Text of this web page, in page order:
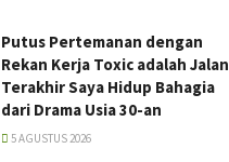
Putus Pertemanan dengan
Rekan Kerja Toxic adalah Jalan
Terakhir Saya Hidup Bahagia
dari Drama Usia 30-an
5 AGUSTUS 2026